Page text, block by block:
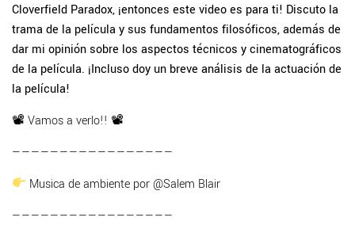
Cloverfield Paradox, ¡entonces este video es para ti! Discuto la
trama de la película y sus fundamentos filosóficos, además de
dar mi opinión sobre los aspectos técnicos y cinematográficos
de la película. ¡Incluso doy un breve análisis de la actuación de
la película!
📽 Vamos a verlo!! 📽
—————————————————
Musica de ambiente por @Salem Blair
—————————————————